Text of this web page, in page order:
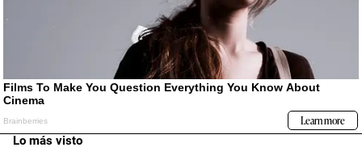
Lo más visto